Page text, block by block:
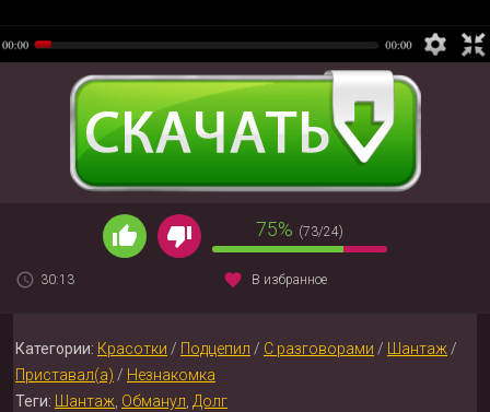
75% (73/24)
30:13 В избранное
Категории: Красотки / Подцепил / С разговорами / Шантаж/
Приставал(а) / Незнакомка
Теги: Шантаж, Обманул, Долг